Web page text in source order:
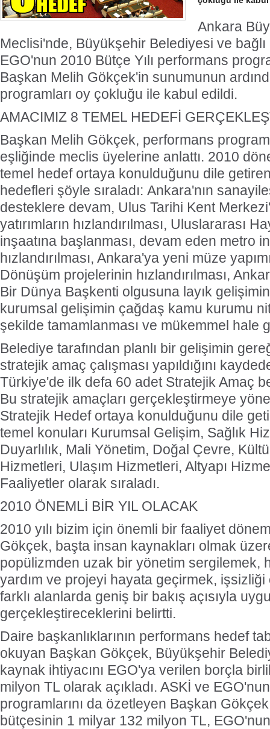
Ankara
Meclisi'nde, Büyükşehir Belediyesi ve bağlı
EGO'nun 2010 Bütçe Yılı performans
Başkan Melih Gökçek'in sunumunun
programları oy çokluğu ile kabul edildi.
AMACIMIZ 8 TEMEL HEDEFİ
Başkan Melih Gökçek, performans
eşliğinde meclis üyelerine anlattı. 2010
temel hedef ortaya konulduğunu dile
hedefleri şöyle sıraladı: Ankara'nın
desteklere devam, Ulus Tarihi Kent
yatırımların hızlandırılması, Uluslararası
inşaatına başlanması, devam eden metro
hızlandırılması, Ankara'ya yeni müze
Dönüşüm projelerinin hızlandırılması,
Bir Dünya Başkenti olgusuna layık
kurumsal gelişimin çağdaş kamu kurumu
şekilde tamamlanması ve mükemmel hale
Belediye tarafından planlı bir gelişimin
stratejik amaç çalışması yapıldığını
Türkiye'de ilk defa 60 adet Stratejik Amaç
Bu stratejik amaçları gerçekleştirmeye
Stratejik Hedef ortaya konulduğunu dile
temel konuları Kurumsal Gelişim, Sağlık
Duyarlılık, Mali Yönetim, Doğal Çevre,
Hizmetleri, Ulaşım Hizmetleri, Altyapı
Faaliyetler olarak sıraladı.
2010 ÖNEMLİ BİR YIL OLACAK
2010 yılı bizim için önemli bir faaliyet
Gökçek, başta insan kaynakları olmak
popülizmden uzak bir yönetim sergilemek,
yardım ve projeyi hayata geçirmek,
farklı alanlarda geniş bir bakış açısıyla
gerçekleştireceklerini belirtti.
Daire başkanlıklarının performans hedef
okuyan Başkan Gökçek, Büyükşehir
kaynak ihtiyacını EGO'ya verilen borçla
milyon TL olarak açıkladı. ASKİ ve
programlarını da özetleyen Başkan
bütçesinin 1 milyar 132 milyon TL,